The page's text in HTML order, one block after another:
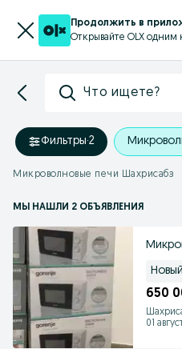
Продолжить в
Открывайте OLX одним
Что ищете?
Фильтры·2
Микроволновые печи Шахрисабз
МЫ НАШЛИ 2 ОБЪЯВЛЕНИЯ
Новый
650
01